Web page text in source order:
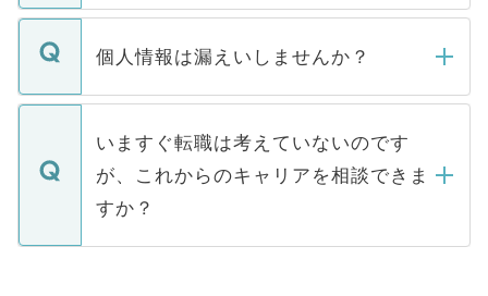
ません。
■応募殺到を避けるため 人気のある医療機
関を公にしてしまうと、応募が殺到する場
に、医療機関が求める条件に合った人材の
みを人材紹介会社に依頼するケースが増え
ています。
転職・入職を強要することは一切ありませ
ん。また、仮に応募先から内定をいただい
定を承諾する必要はありません。内定先へ
の辞退の連絡はキャリアパートナーが行い
個人情報は漏えいしませんか？
個人情報が漏えいすることはありませんの
で、ご安心ください。当サイトからの登録
などで収集したご登録者様の個人情報は、
ご本人のキャリアアップおよび転職活動の
支援を目的に使用いたします。お預かりし
ているすべての個人データはご本人の許可
いますぐ転職は考えていないのです
が、これからのキャリアを相談できま
すか？